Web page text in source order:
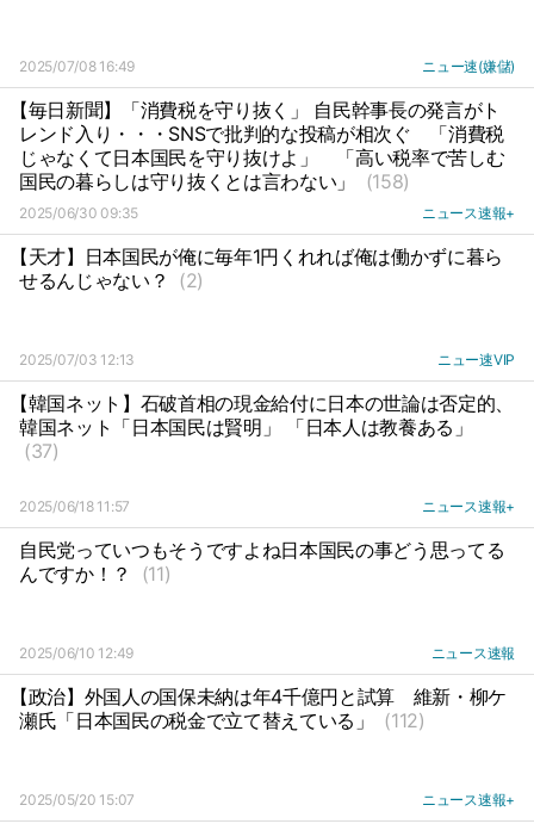
2025/07/08 16:49 ニュー速(嫌儲)
【毎日新聞】「消費税を守り抜く」 自民幹事長の発言がト
レンド入り・・・SNSで批判的な投稿が相次ぐ
「消費税
じゃなくて日本国民を守り抜けよ」
「高い税率で苦しむ
国民の暮らしは守り抜くとは言わない」
(158)
2025/06/30 09:35 ニュース速報+
【天才】日本国民が俺に毎年1円くれれば俺は働かずに暮ら
せるんじゃない？
(2)
2025/07/03 12:13 ニュー速VIP
【韓国ネット】石破首相の現金給付に日本の世論は否定的、
韓国ネット「日本国民は賢明」 「日本人は教養ある」
(37)
2025/06/18 11:57 ニュース速報+
自民党っていつもそうですよね日本国民の事どう思ってる
んですか！？
(11)
2025/06/10 12:49 ニュース速報
【政治】外国人の国保未納は年4千億円と試算
維新・柳ケ
瀬氏「日本国民の税金で立て替えている」
(112)
2025/05/20 15:07 ニュース速報+